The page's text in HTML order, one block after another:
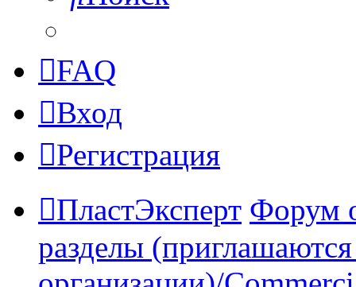
FAQ
Вход
Регистрация
ПластЭксперт Форум
разделы